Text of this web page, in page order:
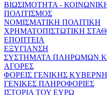
ΒΙΩΣΙΜΟΤΗΤΑ -
ΠΟΛΙΤΙΣΜΟΣ
ΝΟΜΙΣΜΑΤΙΚΗ ΠΟΛΙΤΙΚΗ
ΧΡΗΜΑΤΟΠΙΣΤΩΤΙΚΗ
ΕΠΟΠΤΕΙΑ
ΕΞΥΓΙΑΝΣΗ
ΣΥΣΤΗΜΑΤΑ ΠΛΗΡΩΜΩΝ
ΑΓΟΡΕΣ
ΦΟΡΕΙΣ ΓΕΝΙΚΗΣ
ΓΕΝΙΚΕΣ ΠΛΗΡΟΦΟΡΙΕΣ
ΙΣΤΟΡΙΑ ΤΟΥ ΕΥΡΩ